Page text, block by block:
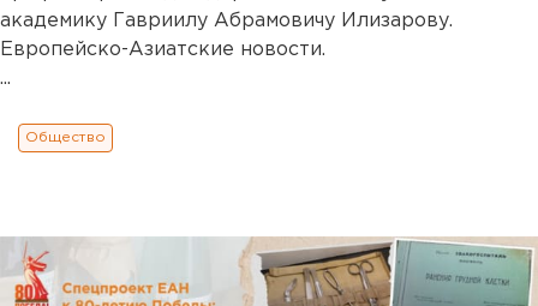
академику Гавриилу Абрамовичу Илизарову.
Европейско-Азиатские новости.
...
Общество